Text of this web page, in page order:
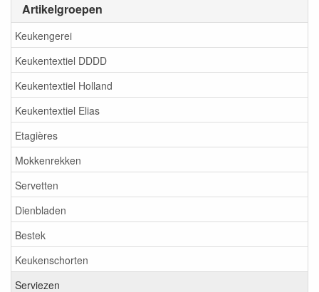
Artikelgroepen
Keukengerei
Keukentextiel DDDD
Keukentextiel Holland
Keukentextiel Elias
Etagières
Mokkenrekken
Servetten
Dienbladen
Bestek
Keukenschorten
Serviezen